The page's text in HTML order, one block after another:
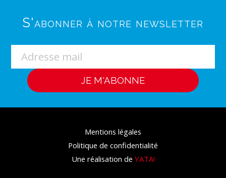
S'abonner à notre newsletter
Mentions légales
Politique de confidentialité
Une réalisation de YATA!